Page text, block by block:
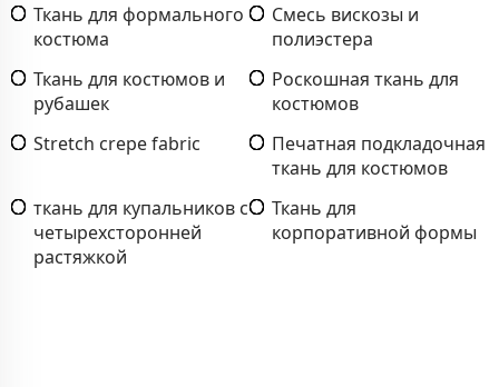
Ткань для формального
костюма
Смесь вискозы и
полиэстера
Ткань для костюмов и
рубашек
Роскошная ткань для
костюмов
Stretch crepe fabric
Печатная подкладочная
ткань для костюмов
ткань для купальников с
четырехсторонней
растяжкой
Ткань для
корпоративной формы